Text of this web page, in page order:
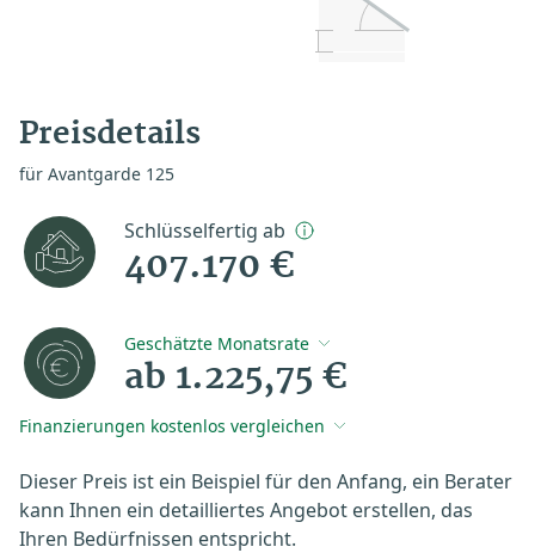
Preisdetails
für Avantgarde 125
Schlüsselfertig ab
407.170 €
Geschätzte Monatsrate
ab 1.225,75 €
Finanzierungen kostenlos vergleichen
Dieser Preis ist ein Beispiel für den Anfang, ein Berater
kann Ihnen ein detailliertes Angebot erstellen, das
Ihren Bedürfnissen entspricht.